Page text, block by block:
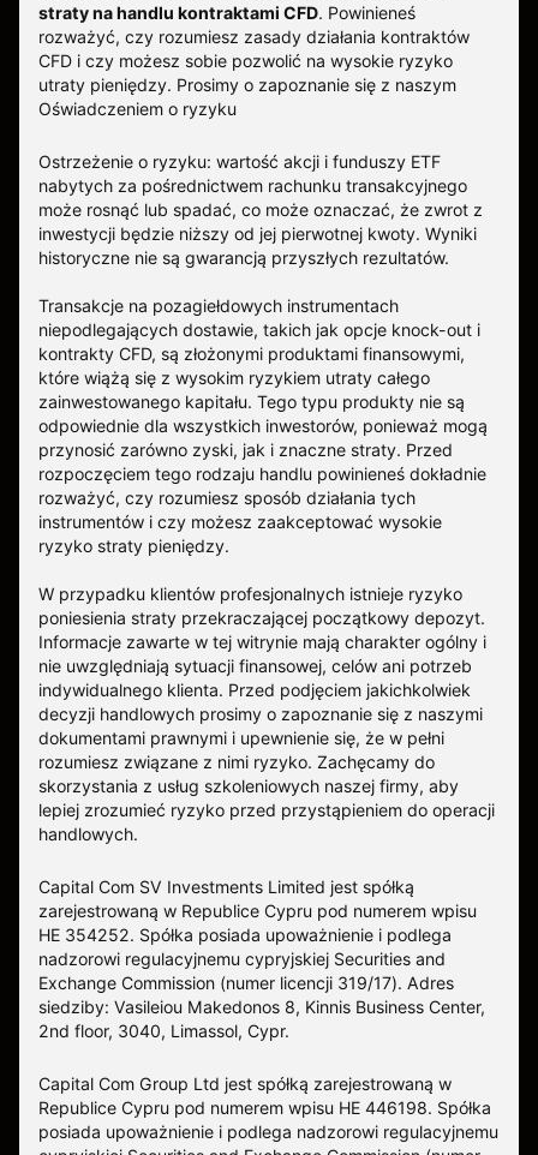
straty na handlu kontraktami CFD. Powinieneś
rozważyć, czy rozumiesz zasady działania kontraktów
CFD i czy możesz sobie pozwolić na wysokie ryzyko
utraty pieniędzy. Prosimy o zapoznanie się z naszym
Oświadczeniem o ryzyku
Ostrzeżenie o ryzyku: wartość akcji i funduszy ETF
nabytych za pośrednictwem rachunku transakcyjnego
może rosnąć lub spadać, co może oznaczać, że zwrot z
inwestycji będzie niższy od jej pierwotnej kwoty. Wyniki
historyczne nie są gwarancją przyszłych rezultatów.
Transakcje na pozagiełdowych instrumentach
niepodlegających dostawie, takich jak opcje knock-out i
kontrakty CFD, są złożonymi produktami finansowymi,
które wiążą się z wysokim ryzykiem utraty całego
zainwestowanego kapitału. Tego typu produkty nie są
odpowiednie dla wszystkich inwestorów, ponieważ mogą
przynosić zarówno zyski, jak i znaczne straty. Przed
rozpoczęciem tego rodzaju handlu powinieneś dokładnie
rozważyć, czy rozumiesz sposób działania tych
instrumentów i czy możesz zaakceptować wysokie
ryzyko straty pieniędzy.
W przypadku klientów profesjonalnych istnieje ryzyko
poniesienia straty przekraczającej początkowy depozyt.
Informacje zawarte w tej witrynie mają charakter ogólny i
nie uwzględniają sytuacji finansowej, celów ani potrzeb
indywidualnego klienta. Przed podjęciem jakichkolwiek
decyzji handlowych prosimy o zapoznanie się z naszymi
dokumentami prawnymi i upewnienie się, że w pełni
rozumiesz związane z nimi ryzyko. Zachęcamy do
skorzystania z usług szkoleniowych naszej firmy, aby
lepiej zrozumieć ryzyko przed przystąpieniem do operacji
handlowych.
Capital Com SV Investments Limited jest spółką
zarejestrowaną w Republice Cypru pod numerem wpisu
HE 354252. Spółka posiada upoważnienie i podlega
nadzorowi regulacyjnemu cypryjskiej Securities and
Exchange Commission (numer licencji 319/17). Adres
siedziby: Vasileiou Makedonos 8, Kinnis Business Center,
2nd floor, 3040, Limassol, Cypr.
Capital Com Group Ltd jest spółką zarejestrowaną w
Republice Cypru pod numerem wpisu ΗΕ 446198. Spółka
posiada upoważnienie i podlega nadzorowi regulacyjnemu